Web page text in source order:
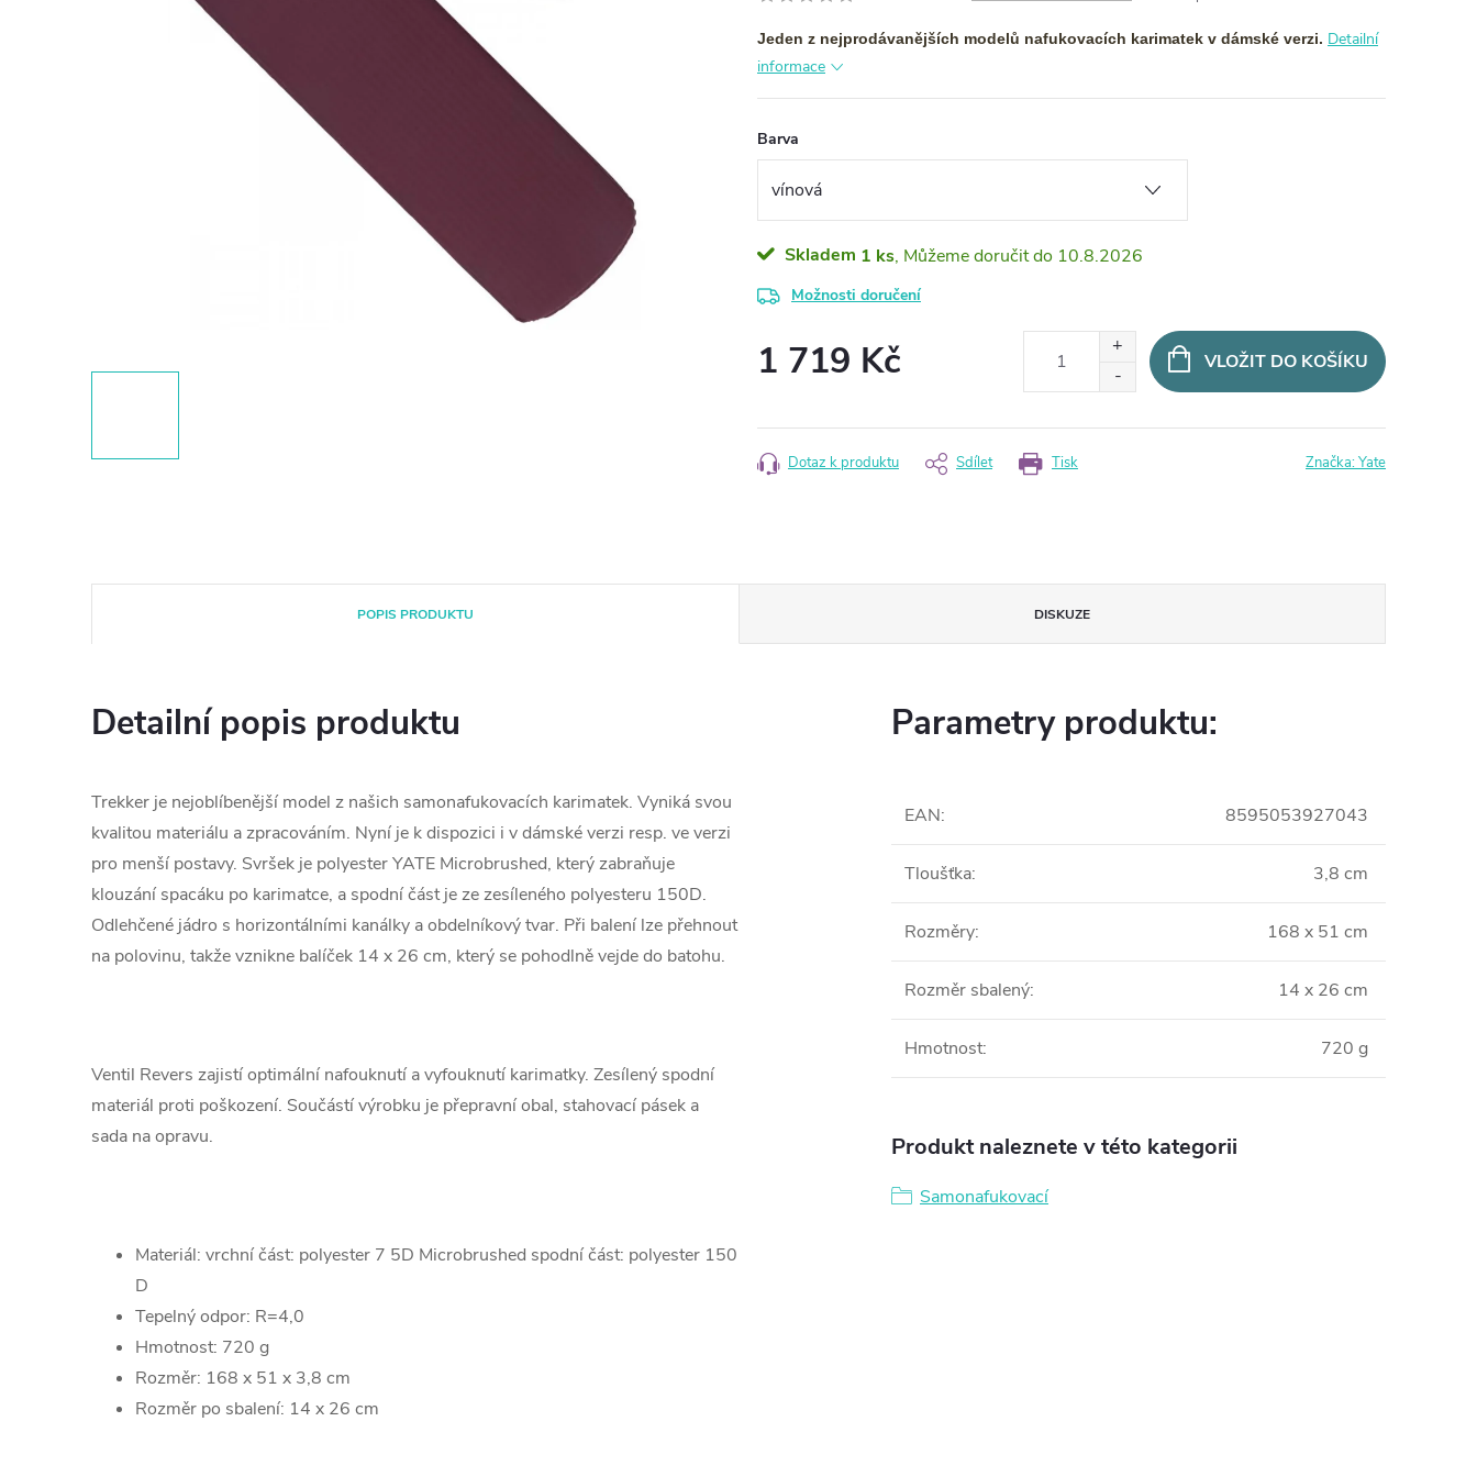
Jeden z nejprodávanějších modelů nafukovacích karimatek v dámské verzi. Detailní
informace
Barva
Skladem 1 ks 10.8.2026
Možnosti doručení
1 719 Kč VLOŽIT DO KOŠÍKU
Tisk
Dotaz k produktu Sdílet Značka:Yate
POPIS PRODUKTU DISKUZE
Detailní popis produktu
Trekker je nejoblíbenější model z našich samonafukovacích karimatek. Vyniká svou
kvalitou materiálu a zpracováním. Nyní je k dispozici i v dámské verzi resp. ve verzi
pro menší postavy. Svršek je polyester YATE Microbrushed, který zabraňuje
klouzání spacáku po karimatce, a spodní část je ze zesíleného polyesteru 150D.
Odlehčené jádro s horizontálními kanálky a obdelníkový tvar. Při balení lze přehnout
na polovinu, takže vznikne balíček 14 x 26 cm, který se pohodlně vejde do batohu.
Ventil Revers zajistí optimální nafouknutí a vyfouknutí karimatky. Zesílený spodní
materiál proti poškození. Součástí výrobku je přepravní obal, stahovací pásek a
sada na opravu.
Materiál: vrchní část: polyester 7 5D Microbrushed spodní část: polyester 150
D
Tepelný odpor: R=4,0
Hmotnost: 720 g
Rozměr: 168 x 51 x 3,8 cm
Rozměr po sbalení: 14 x 26 cm
Parametry produktu:
EAN: 8595053927043
Tloušťka: 3,8 cm
Rozměry: 168 x 51 cm
Rozměr sbalený: 14 x 26 cm
Hmotnost: 720 g
Produkt naleznete v této kategorii
Samonafukovací